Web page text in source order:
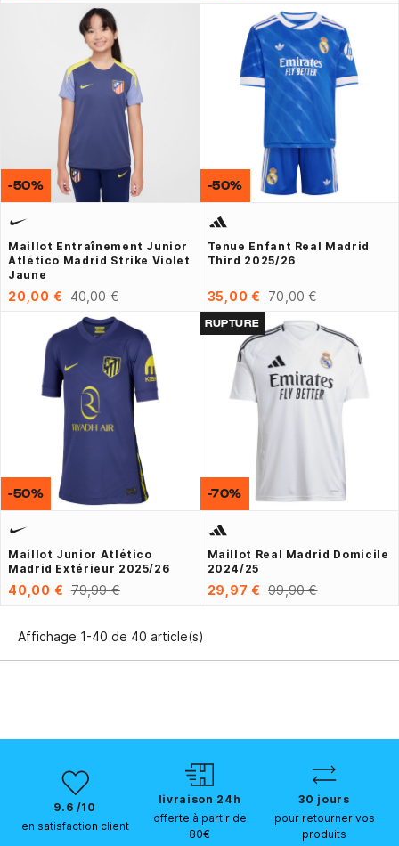
Maillot Entraînement Junior
Atlético Madrid Strike Violet
Jaune
20,00 € 40,00 €
-50%
Tenue Enfant Real Madrid
Third 2025/26
35,00 € 70,00 €
-50%
Maillot Junior Atlético
Madrid Extérieur 2025/26
40,00 € 79,99 €
-50%
Maillot Real Madrid Domicile
2024/25
29,97 € 99,90 €
RUPTURE
-70%
Affichage 1-40 de 40 article(s)
9.6 /10
en satisfaction client
livraison 24h
offerte à partir de
80€
30 jours
pour retourner vos
produits